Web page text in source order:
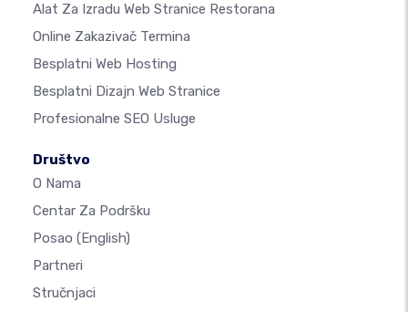
Alat Za Izradu Web Stranice Restorana
Online Zakazivač Termina
Besplatni Web Hosting
Besplatni Dizajn Web Stranice
Profesionalne SEO Usluge
Društvo
O Nama
Centar Za Podršku
Posao (English)
Partneri
Stručnjaci